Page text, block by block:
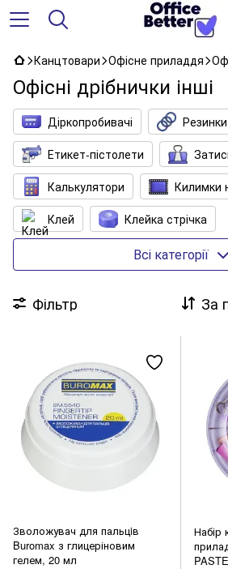
Канцтовари Офісне приладдя
Офісні дрібнички інші
Діркопробивачі
Етикет-пістолети
Калькулятори
Килимки
Клей
Клейка стрічка
Клейові пістолети
Лупи
Настільні набори
Офісні дрібнички інші
Скріпки, диспенсери для скріпок
Степлери, скоби, розшивачі
Штемпельна продукція
Всі категорії
Фільтр За
Зволожувач для пальцiв
Buromax з глицеріновим
гелем, 20 мл
Набір